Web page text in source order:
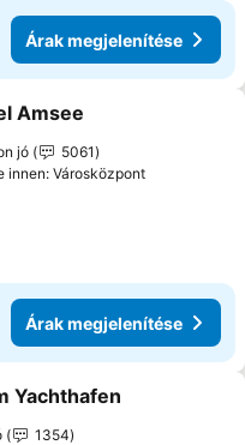
Árak megjelenítése
a kedvencekhez
Amsee
jó
5061
innen: Városközpont
Árak megjelenítése
a kedvencekhez
Yachthafen
1354